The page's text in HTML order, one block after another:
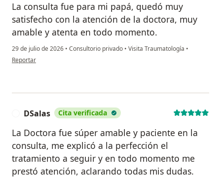
La consulta fue para mi papá, quedó muy
satisfecho con la atención de la doctora, muy
amable y atenta en todo momento.
29 de julio de 2026 • Consultorio privado • Visita Traumatología •
en opinión del usuario MLCH
Reportar
DSalas Cita verificada
La Doctora fue súper amable y paciente en la
consulta, me explicó a la perfección el
tratamiento a seguir y en todo momento me
prestó atención, aclarando todas mis dudas.